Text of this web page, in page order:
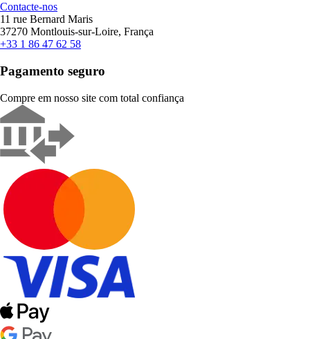
Contacte-nos
11 rue Bernard Maris
37270 Montlouis-sur-Loire, França
+33 1 86 47 62 58
Pagamento seguro
Compre em nosso site com total confiança